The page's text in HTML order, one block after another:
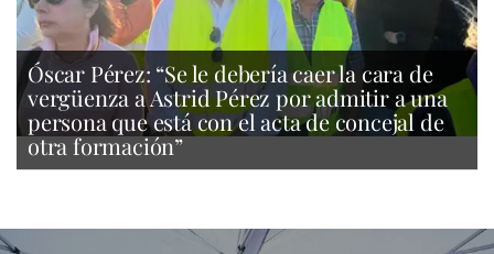
Óscar Pérez: “Se le debería caer la cara de
vergüenza a Astrid Pérez por admitir a una
persona que está con el acta de concejal de
otra formación”